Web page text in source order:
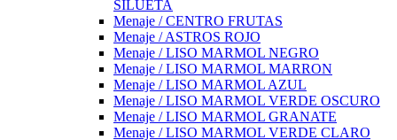
SILUETA
Menaje / CENTRO FRUTAS
Menaje / ASTROS ROJO
Menaje / LISO MARMOL NEGRO
Menaje / LISO MARMOL MARRON
Menaje / LISO MARMOL AZUL
Menaje / LISO MARMOL VERDE OSCURO
Menaje / LISO MARMOL GRANATE
Menaje / LISO MARMOL VERDE CLARO